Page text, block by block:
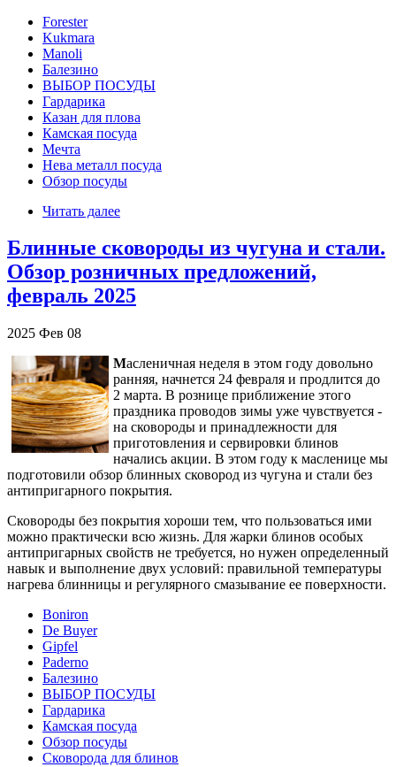
Forester
Kukmara
Manoli
Балезино
ВЫБОР ПОСУДЫ
Гардарика
Казан для плова
Камская посуда
Мечта
Нева металл посуда
Обзор посуды
Читать далее
Блинные сковороды из чугуна и стали.
Обзор розничных предложений,
февраль 2025
2025 Фев 08
Масленичная неделя в этом году довольно
ранняя, начнется 24 февраля и продлится до
2 марта. В рознице приближение этого
праздника проводов зимы уже чувствуется -
на сковороды и принадлежности для
приготовления и сервировки блинов
начались акции. В этом году к масленице мы
подготовили обзор блинных сковород из чугуна и стали без
антипригарного покрытия.
Сковороды без покрытия хороши тем, что пользоваться ими
можно практически всю жизнь. Для жарки блинов особых
антипригарных свойств не требуется, но нужен определенный
навык и выполнение двух условий: правильной температуры
нагрева блинницы и регулярного смазывание ее поверхности.
Boniron
De Buyer
Gipfel
Paderno
Балезино
ВЫБОР ПОСУДЫ
Гардарика
Камская посуда
Обзор посуды
Сковорода для блинов